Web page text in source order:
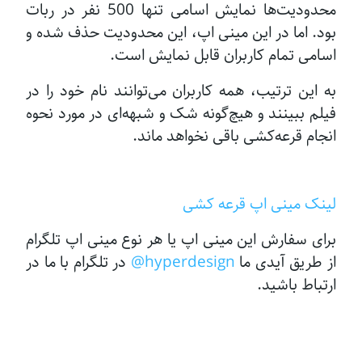
محدودیت‌ها نمایش اسامی تنها 500 نفر در ربات
بود. اما در این مینی اپ، این محدودیت حذف شده و
اسامی تمام کاربران قابل نمایش است.
به این ترتیب، همه کاربران می‌توانند نام خود را در
فیلم ببینند و هیچ‌گونه شک و شبهه‌ای در مورد نحوه
انجام قرعه‌کشی باقی نخواهد ماند.
لینک مینی اپ قرعه کشی
برای سفارش این مینی اپ یا هر نوع مینی اپ تلگرام
از طریق آیدی ما hyperdesign@
در تلگرام با ما در
ارتباط باشید.